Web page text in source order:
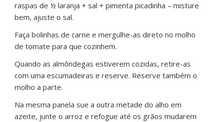
raspas de ½ laranja + sal + pimenta picadinha – misture
bem, ajuste o sal.
Faça bolinhas de carne e mergulhe-as direto no molho
de tomate para que cozinhem.
Quando as almôndegas estiverem cozidas, retire-as
com uma escumadeiras e reserve. Reserve também o
molho a parte.
Na mesma panela sue a outra metade do alho em
azeite, junte o arroz e refogue até os grãos mudarem